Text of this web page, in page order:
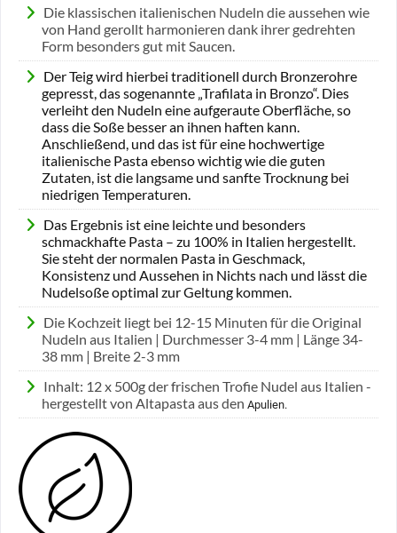
Die klassischen italienischen Nudeln die aussehen wie
von Hand gerollt harmonieren dank ihrer gedrehten
Form besonders gut mit Saucen.
Der Teig wird hierbei traditionell durch Bronzerohre
gepresst, das sogenannte „Trafilata in Bronzo“. Dies
verleiht den Nudeln eine aufgeraute Oberfläche, so
dass die Soße besser an ihnen haften kann.
Anschließend, und das ist für eine hochwertige
italienische Pasta ebenso wichtig wie die guten
Zutaten, ist die langsame und sanfte Trocknung bei
niedrigen Temperaturen.
Das Ergebnis ist eine leichte und besonders
schmackhafte Pasta – zu 100% in Italien hergestellt.
Sie steht der normalen Pasta in Geschmack,
Konsistenz und Aussehen in Nichts nach und lässt die
Nudelsoße optimal zur Geltung kommen.
Die Kochzeit liegt bei 12-15 Minuten für die Original
Nudeln aus Italien | Durchmesser 3-4 mm | Länge 34-
38 mm | Breite 2-3 mm
Inhalt: 12 x 500g der frischen Trofie Nudel aus Italien -
hergestellt von Altapasta aus den Apulien.